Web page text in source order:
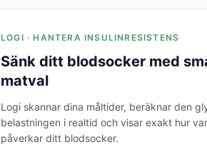
LOGI · HANTERA INSULINRESISTENS
Sänk ditt blodsocker med
matval
Logi skannar dina måltider, beräknar den
belastningen i realtid och visar exakt hur
påverkar ditt blodsocker.